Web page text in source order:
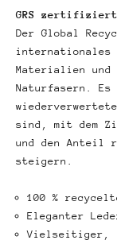
GRS zertifiziert
Der Global
Materialien
Naturfasern.
sind, mit dem
und den Anteil
steigern.
100 %
Eleganter
Vielseitiger,